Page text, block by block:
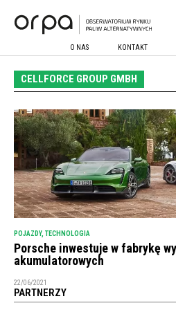
O NAS KONTAKT
CELLFORCE GROUP GMBH
POJAZDY, TECHNOLOGIA
Porsche inwestuje w fabrykę
akumulatorowych
22/06/2021
PARTNERZY